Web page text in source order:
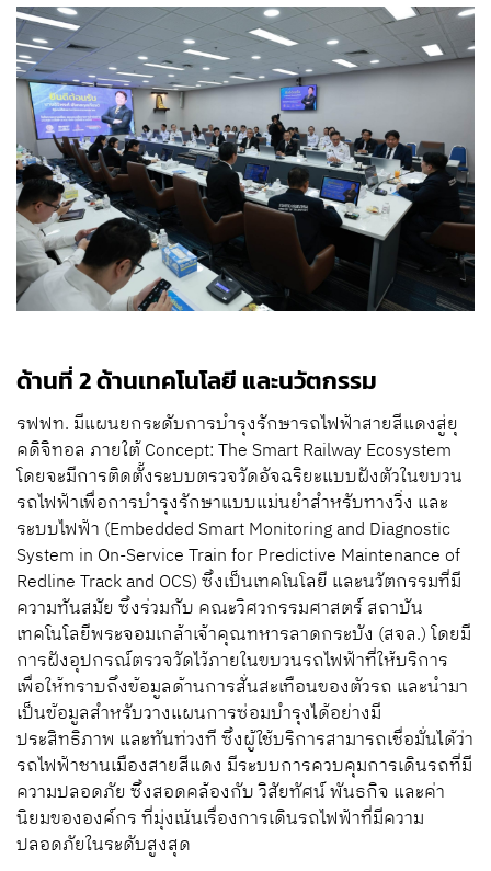
ด้านที่ 2 ด้านเทคโนโลยี และนวัตกรรม
รฟฟท. มีแผนยกระดับการบำรุงรักษารถไฟฟ้าสายสีแดงสู่ยุ
คดิจิทอล ภายใต้ Concept: The Smart Railway Ecosystem
โดยจะมีการติดตั้งระบบตรวจวัดอัจฉริยะแบบฝังตัวในขบวน
รถไฟฟ้าเพื่อการบำรุงรักษาแบบแม่นยำสำหรับทางวิ่ง และ
ระบบไฟฟ้า (Embedded Smart Monitoring and Diagnostic
System in On-Service Train for Predictive Maintenance of
Redline Track and OCS) ซึ่งเป็นเทคโนโลยี และนวัตกรรมที่มี
ความทันสมัย ซึ่งร่วมกับ คณะวิศวกรรมศาสตร์ สถาบัน
เทคโนโลยีพระจอมเกล้าเจ้าคุณทหารลาดกระบัง (สจล.) โดยมี
การฝังอุปกรณ์ตรวจวัดไว้ภายในขบวนรถไฟฟ้าที่ให้บริการ
เพื่อให้ทราบถึงข้อมูลด้านการสั่นสะเทือนของตัวรถ และนำมา
เป็นข้อมูลสำหรับวางแผนการซ่อมบำรุงได้อย่างมี
ประสิทธิภาพ และทันท่วงที ซึ่งผู้ใช้บริการสามารถเชื่อมั่นได้ว่า
รถไฟฟ้าชานเมืองสายสีแดง มีระบบการควบคุมการเดินรถที่มี
ความปลอดภัย ซึ่งสอดคล้องกับ วิสัยทัศน์ พันธกิจ และค่า
นิยมขององค์กร ที่มุ่งเน้นเรื่องการเดินรถไฟฟ้าที่มีความ
ปลอดภัยในระดับสูงสุด